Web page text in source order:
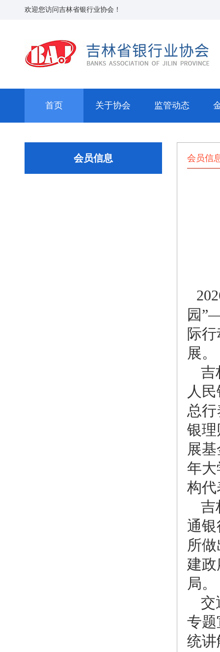
欢迎您访问吉林省银行业协会！
首页 关于协会 监管动态
会员信息 会员信
园
际
展。
吉
人
总
银理
展
年大
构代
吉
通
所
建
局。
交
专题
统讲